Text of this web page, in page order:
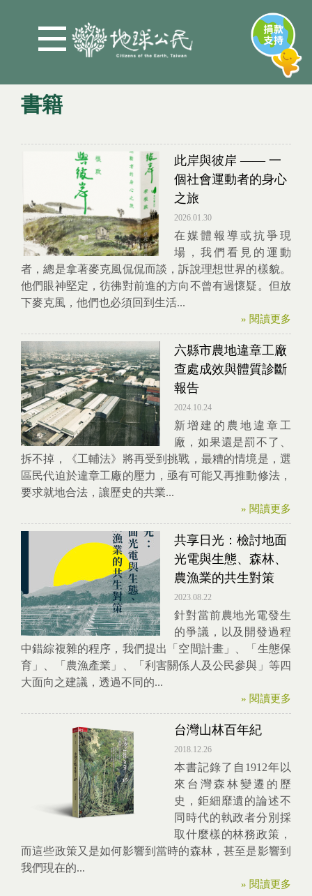
書籍
You are here
此岸與彼岸 —— 一
個社會運動者的身心
之旅
2026.01.30
在媒體報導或抗爭現
場，我們看見的運動
者，總是拿著麥克風侃侃而談，訴說理想世界的樣貌。
他們眼神堅定，彷彿對前進的方向不曾有過懷疑。但放
下麥克風，他們也必須回到生活...
» 閱讀更多
六縣市農地違章工廠
查處成效與體質診斷
報告
2024.10.24
新增建的農地違章工
廠，如果還是罰不了、
拆不掉，《工輔法》將再受到挑戰，最糟的情境是，選
區民代迫於違章工廠的壓力，亟有可能又再推動修法，
要求就地合法，讓歷史的共業...
» 閱讀更多
共享日光：檢討地面
光電與生態、森林、
農漁業的共生對策
2023.08.22
針對當前農地光電發生
的爭議，以及開發過程
中錯綜複雜的程序，我們提出「空間計畫」、「生態保
育」、「農漁產業」、「利害關係人及公民參與」等四
大面向之建議，透過不同的...
» 閱讀更多
台灣山林百年紀
2018.12.26
本書記錄了自1912年以
來台灣森林變遷的歷
史，鉅細靡遺的論述不
同時代的執政者分別採
取什麼樣的林務政策，
而這些政策又是如何影響到當時的森林，甚至是影響到
我們現在的...
» 閱讀更多